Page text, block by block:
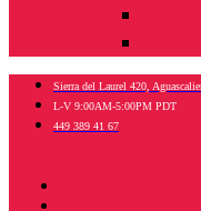
Sierra del Laurel 420,
L-V 9:00AM-5:00PM PDT
449 389 41 67